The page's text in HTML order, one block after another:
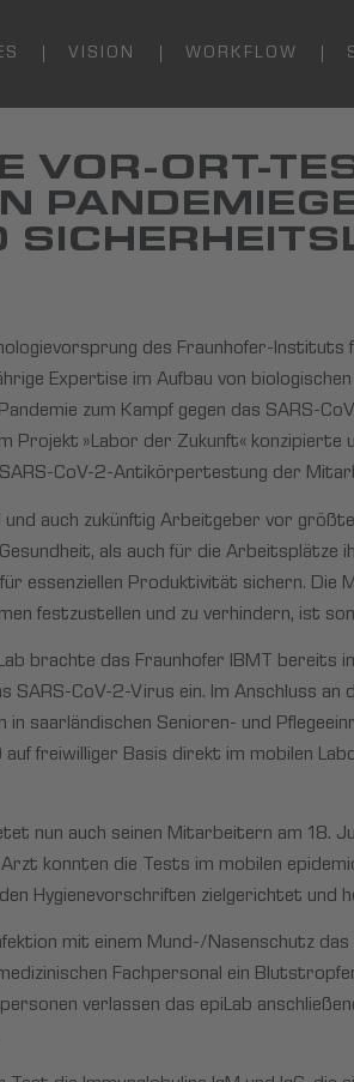
VISION WORKFLOW
VOR-ORT-
des Fraunhofer-Instituts
Expertise im Aufbau von
zum Kampf gegen das SARS-
Projekt »Labor der Zukunft«
CoV-2-Antikörpertestung der
auch zukünftig Arbeitgeber vor
als auch für die Arbeitsplätze
essenziellen Produktivität sichern. Die
festzustellen und zu verhindern, ist
brachte das Fraunhofer IBMT bereits
SARS-CoV-2-Virus ein. Im Anschluss
in saarländischen Senioren- und
auf freiwilliger Basis direkt im mobilen
nun auch seinen Mitarbeitern am 18.
konnten die Tests im mobilen
Hygienevorschriften zielgerichtet und
mit einem Mund-/Nasenschutz
Fachpersonal ein
verlassen das epiLab